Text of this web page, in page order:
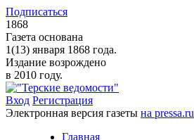
Подписаться
1868
Газета основана
1(13) января 1868 года.
Издание возрождено
в 2010 году.
Вход Регистрация
Электронная версия газеты на pressa.ru
Главная